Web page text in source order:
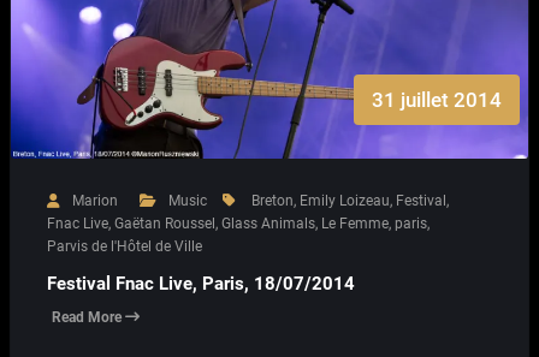
31 juillet 2014
Marion Music Breton, Emily Loizeau, Festival ,
Fnac Live, Gaëtan Roussel , Glass Animals, Le Femme, paris,
Parvis de l'Hôtel de Ville
Festival Fnac Live, Paris, 18/07/2014
Read More